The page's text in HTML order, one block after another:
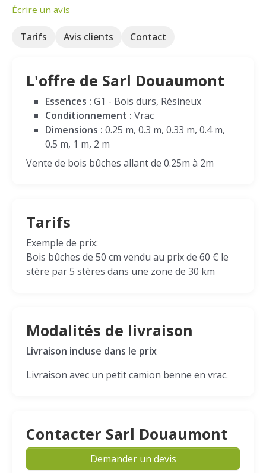
Écrire un avis
Tarifs Avis clients Contact
L'offre de Sarl Douaumont
Essences : G1 - Bois durs, Résineux
Conditionnement : Vrac
Dimensions : 0.25 m, 0.3 m, 0.33 m, 0.4 m,
0.5 m, 1 m, 2 m
Vente de bois bûches allant de 0.25m à 2m
Tarifs
Exemple de prix:
Bois bûches de 50 cm vendu au prix de 60 € le
stère par 5 stères dans une zone de 30 km
Modalités de livraison
Livraison incluse dans le prix
Livraison avec un petit camion benne en vrac.
Contacter Sarl Douaumont
Demander un devis